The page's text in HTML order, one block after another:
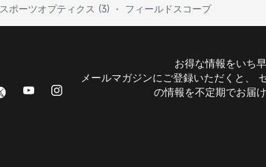
スポーツオプティクス (3) フィールドスコープ
お得な情報をいち
メールマガジンにご登録いただくと、
の情報を不定期でお届け